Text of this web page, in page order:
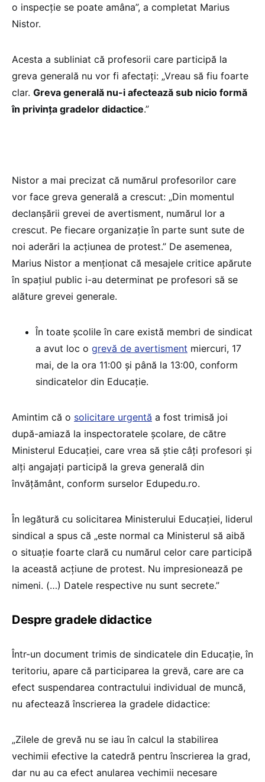
o inspecție se poate amâna”, a completat Marius
Nistor.
Acesta a subliniat că profesorii care participă la
greva generală nu vor fi afectați: „Vreau să fiu foarte
clar. Greva generală nu-i afectează sub nicio formă
în privința gradelor didactice.”
Nistor a mai precizat că numărul profesorilor care
vor face greva generală a crescut: „Din momentul
declanșării grevei de avertisment, numărul lor a
crescut. Pe fiecare organizație în parte sunt sute de
noi aderări la acțiunea de protest.” De asemenea,
Marius Nistor a menționat că mesajele critice apărute
în spațiul public i-au determinat pe profesori să se
alăture grevei generale.
În toate școlile în care există membri de sindicat
a avut loc o grevă de avertisment miercuri, 17
mai, de la ora 11:00 și până la 13:00, conform
sindicatelor din Educație.
Amintim că o solicitare urgentă a fost trimisă joi
după-amiază la inspectoratele școlare, de către
Ministerul Educației, care vrea să știe câți profesori și
alți angajați participă la greva generală din
învățământ, conform surselor Edupedu.ro.
În legătură cu solicitarea Ministerului Educației, liderul
sindical a spus că „este normal ca Ministerul să aibă
o situație foarte clară cu numărul celor care participă
la această acțiune de protest. Nu impresionează pe
nimeni. (…) Datele respective nu sunt secrete.”
Despre gradele didactice
Într-un document trimis de sindicatele din Educație, în
teritoriu, apare că participarea la grevă, care are ca
efect suspendarea contractului individual de muncă,
nu afectează înscrierea la gradele didactice:
„Zilele de grevă nu se iau în calcul la stabilirea
vechimii efective la catedră pentru înscrierea la grad,
dar nu au ca efect anularea vechimii necesare